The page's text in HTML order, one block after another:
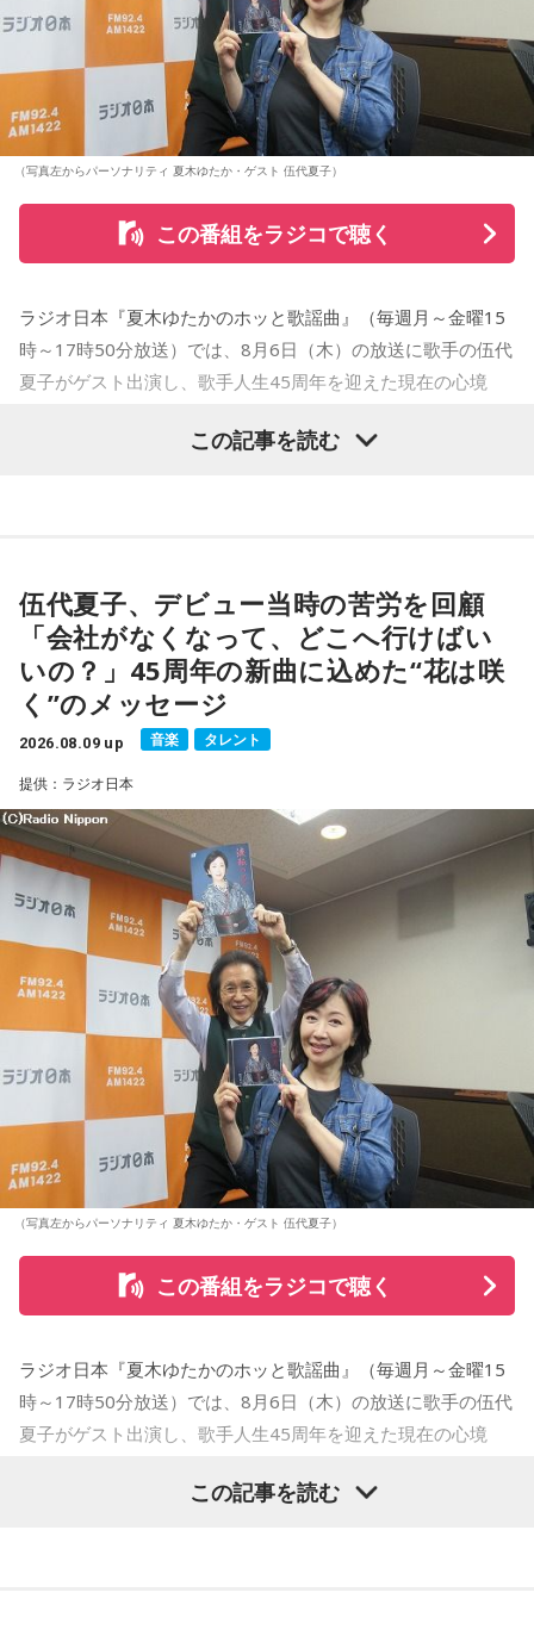
（写真左からパーソナリティ 夏木ゆたか・ゲスト 伍代夏子）
この番組をラジコで聴く
ラジオ日本『夏木ゆたかのホッと歌謡曲』（毎週月～金曜15
時～17時50分放送）では、8月6日（木）の放送に歌手の伍代
夏子がゲスト出演し、歌手人生45周年を迎えた現在の心境
ることを明かした。また、歌手はレコーディングを終えた
後、自分自身が“演出家”となって楽曲を育てていく仕事でもあ
ると語り、長年培ってきた表現者としての思いを語った。
一方で、デビュー当時は決して順風満帆ではなかった。デビ
ューから間もなく所属レコード会社がなくなり、「どこへ行
けばいいの？」と途方に暮れたことや、芸名を何度も変えな
がら挑戦を続けてきた日々を振り返る。それでも諦めずに歌
い続けた経験が、45周年記念シングル「露天の花」に込めた
「どんな環境でも花は咲く」「その場所で咲く花がある」と
いうメッセージにつながっていると話した。人生は何度でも
立ち上がれるという応援歌は、自身の歩みそのものでもある
という。
さらに、趣味についてもトークを展開。愛犬と過ごす時間を
増やすために驚くべきあるものを購入したと言う。さて何を
購入したのか…？ 詳しくはradikoタイムフリーで！
この記事を読む
伍代夏子、デビュー当時の苦労を回顧
「会社がなくなって、どこへ行けばい
いの？」45周年の新曲に込めた“花は咲
く”のメッセージ
2026.08.09 up 音楽 タレント
提供：ラジオ日本
（写真左からパーソナリティ 夏木ゆたか・ゲスト 伍代夏子）
この番組をラジコで聴く
ラジオ日本『夏木ゆたかのホッと歌謡曲』（毎週月～金曜15
時～17時50分放送）では、8月6日（木）の放送に歌手の伍代
夏子がゲスト出演し、歌手人生45周年を迎えた現在の心境
この記事を読む